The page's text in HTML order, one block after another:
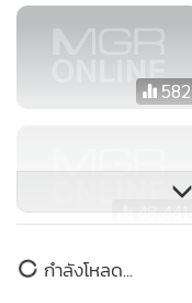
ทั้งนี้ ที่ผ่านมาเจ้าหน้า
ได้รุกเขตป่าสงวนแห่ง
ว่าอยู่จุดไหนบ้าง ที่ผ่า
เฉพาะป่าไม้ ซึ่งระบุมา
อย่างใด
“ฉะนั้นขอให้เรื่องนี้ขึ้นสู่
48,441